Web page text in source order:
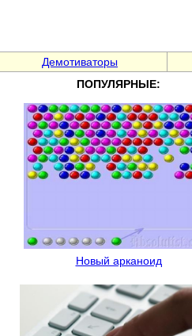
Демотиваторы
ПОПУЛЯРНЫЕ:
Новый арканоид